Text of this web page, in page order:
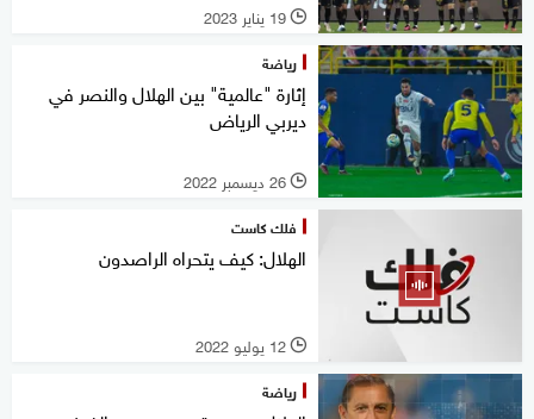
l 19 يناير 2023
رياضة
إثارة "عالمية" بين الهلال والنصر في
ديربي الرياض
l 26 ديسمبر 2022
فلك كاست
الهلال: كيف يتحراه الراصدون
l 12 يوليو 2022
رياضة